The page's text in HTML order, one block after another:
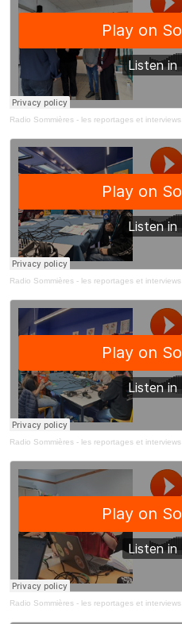
Radio Sommières - les reportages et interviews
Radio Sommières - les reportages et interviews
Radio Sommières - les reportages et interviews
Radio Sommières - les reportages et interviews